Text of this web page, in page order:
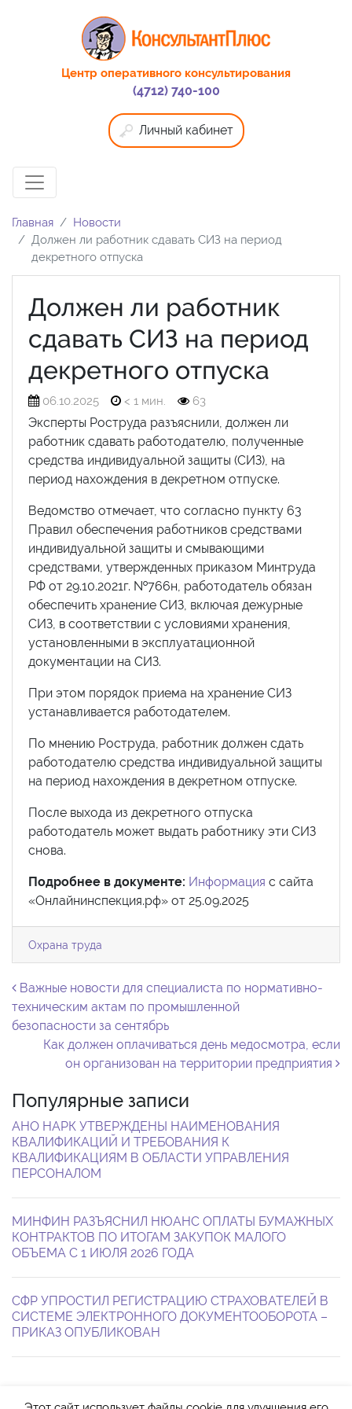
Центр оперативного консультирования
(4712) 740-100
Личный кабинет
Главная
Новости
Должен ли работник сдавать СИЗ на период
декретного отпуска
Должен ли работник
сдавать СИЗ на период
декретного отпуска
06.10.2025 < 1 мин. 63
Эксперты Роструда разъяснили, должен ли
работник сдавать работодателю, полученные
средства индивидуальной защиты (СИЗ), на
период нахождения в декретном отпуске.
Ведомство отмечает, что согласно пункту 63
Правил обеспечения работников средствами
индивидуальной защиты и смывающими
средствами, утвержденных приказом Минтруда
РФ от 29.10.2021г. №766н, работодатель обязан
обеспечить хранение СИЗ, включая дежурные
СИЗ, в соответствии с условиями хранения,
установленными в эксплуатационной
документации на СИЗ.
При этом порядок приема на хранение СИЗ
устанавливается работодателем.
По мнению Роструда, работник должен сдать
работодателю средства индивидуальной защиты
на период нахождения в декретном отпуске.
После выхода из декретного отпуска
работодатель может выдать работнику эти СИЗ
снова.
Подробнее в документе: Информация с сайта
«Онлайнинспекция.рф» от 25.09.2025
Охрана труда
Навигация по записям
Важные новости для специалиста по нормативно-
техническим актам по промышленной
безопасности за сентябрь
Как должен оплачиваться день медосмотра, если
он организован на территории предприятия
Популярные записи
АНО НАРК УТВЕРЖДЕНЫ НАИМЕНОВАНИЯ
КВАЛИФИКАЦИЙ И ТРЕБОВАНИЯ К
КВАЛИФИКАЦИЯМ В ОБЛАСТИ УПРАВЛЕНИЯ
ПЕРСОНАЛОМ
МИНФИН РАЗЪЯСНИЛ НЮАНС ОПЛАТЫ БУМАЖНЫХ
КОНТРАКТОВ ПО ИТОГАМ ЗАКУПОК МАЛОГО
ОБЪЕМА С 1 ИЮЛЯ 2026 ГОДА
СФР УПРОСТИЛ РЕГИСТРАЦИЮ СТРАХОВАТЕЛЕЙ В
СИСТЕМЕ ЭЛЕКТРОННОГО ДОКУМЕНТООБОРОТА –
ПРИКАЗ ОПУБЛИКОВАН